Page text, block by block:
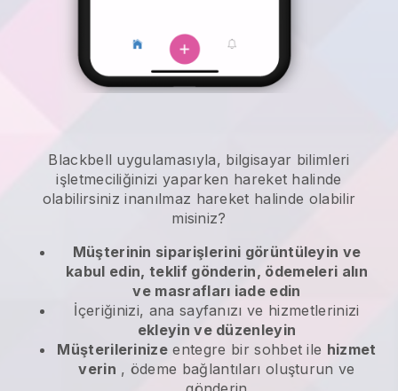
Blackbell uygulamasıyla, bilgisayar bilimleri
işletmeciliğinizi yaparken hareket halinde
olabilirsiniz inanılmaz hareket halinde olabilir
misiniz?
Müşterinin siparişlerini görüntüleyin ve
kabul edin, teklif gönderin, ödemeleri alın
ve masrafları iade edin
İçeriğinizi, ana sayfanızı ve hizmetlerinizi
ekleyin ve düzenleyin
Müşterilerinize entegre bir sohbet ile hizmet
verin , ödeme bağlantıları oluşturun ve